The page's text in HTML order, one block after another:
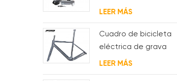
interno
con suspensión
completa
LEER MÁS
Cuadro de bicicleta
eléctrica de grava
de carbono con
motor de buje fsa y
LEER MÁS